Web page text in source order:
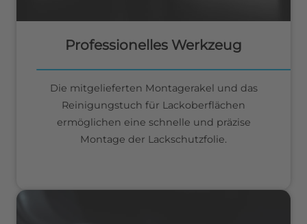
Professionelles Werkzeug
Die mitgelieferten Montagerakel und das
Reinigungstuch für Lackoberflächen
ermöglichen eine schnelle und präzise
Montage der Lackschutzfolie.